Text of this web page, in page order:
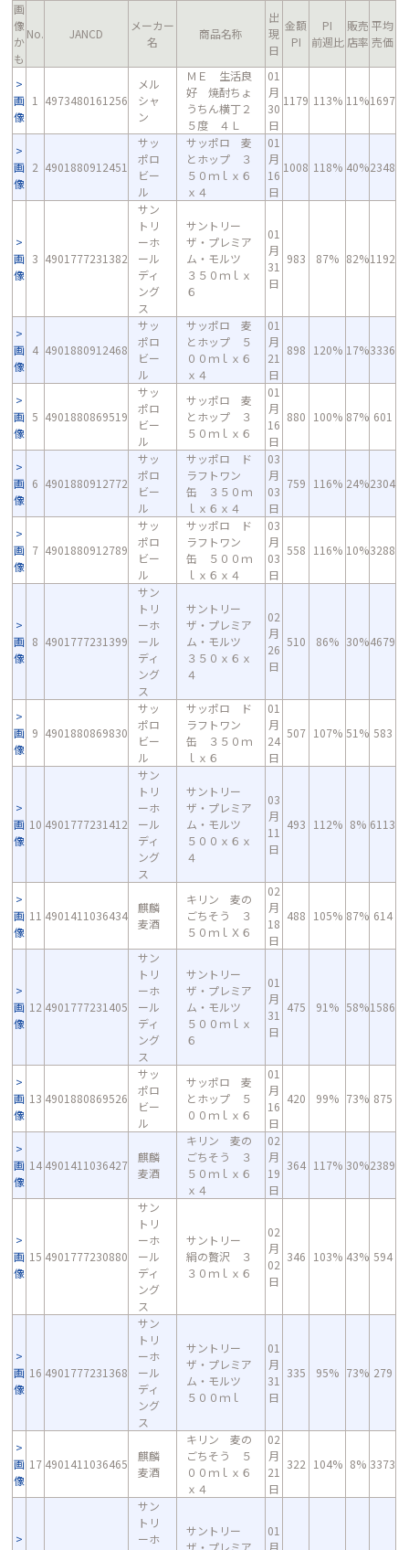
画
像
か
も
No. JANCD
メーカー
名
商品名称
出
現
日
金額
PI
PI
前週比
販売
店率
平均
売価
画
像
1 4973480161256
メル
シャ
ン
ＭＥ 生活良
好 焼酎ちょ
うちん横丁２
５度 ４Ｌ
01
月
30
日
1179 113% 11%1697
画
像
2 4901880912451
サッ
ポロ
ビー
ル
サッポロ 麦
とホップ ３
５０ｍｌｘ６
ｘ４
01
月
16
日
1008 118% 40%2348
画
像
3 4901777231382
サン
トリ
ーホ
ール
ディ
ング
ス
サントリー
ザ・プレミア
ム・モルツ
３５０ｍｌｘ
６
01
月
31
日
983 87% 82%1192
画
像
4 4901880912468
サッ
ポロ
ビー
ル
サッポロ 麦
とホップ ５
００ｍｌｘ６
ｘ４
01
月
21
日
898 120% 17%3336
画
像
5 4901880869519
サッ
ポロ
ビー
ル
サッポロ 麦
とホップ ３
５０ｍｌｘ６
01
月
16
日
880 100% 87% 601
画
像
6 4901880912772
サッ
ポロ
ビー
ル
サッポロ ド
ラフトワン
缶 ３５０ｍ
ｌｘ６ｘ４
03
月
03
日
759 116% 24%2304
画
像
7 4901880912789
サッ
ポロ
ビー
ル
サッポロ ド
ラフトワン
缶 ５００ｍ
ｌｘ６ｘ４
03
月
03
日
558 116% 10%3288
画
像
8 4901777231399
サン
トリ
ーホ
ール
ディ
ング
ス
サントリー
ザ・プレミア
ム・モルツ
３５０ｘ６ｘ
４
02
月
26
日
510 86% 30%4679
画
像
9 4901880869830
サッ
ポロ
ビー
ル
サッポロ ド
ラフトワン
缶 ３５０ｍ
ｌｘ６
01
月
24
日
507 107% 51% 583
画
像
10 4901777231412
サン
トリ
ーホ
ール
ディ
ング
ス
サントリー
ザ・プレミア
ム・モルツ
５００ｘ６ｘ
４
03
月
11
日
493 112% 8% 6113
画
像
11 4901411036434
麒麟
麦酒
キリン 麦の
ごちそう ３
５０ｍｌＸ６
02
月
18
日
488 105% 87% 614
画
像
12 4901777231405
サン
トリ
ーホ
ール
ディ
ング
ス
サントリー
ザ・プレミア
ム・モルツ
５００ｍｌｘ
６
01
月
31
日
475 91% 58%1586
画
像
13 4901880869526
サッ
ポロ
ビー
ル
サッポロ 麦
とホップ ５
００ｍｌｘ６
01
月
16
日
420 99% 73% 875
画
像
14 4901411036427
麒麟
麦酒
キリン 麦の
ごちそう ３
５０ｍｌｘ６
ｘ４
02
月
19
日
364 117% 30%2389
画
像
15 4901777230880
サン
トリ
ーホ
ール
ディ
ング
ス
サントリー
絹の贅沢 ３
３０ｍｌｘ６
02
月
02
日
346 103% 43% 594
画
像
16 4901777231368
サン
トリ
ーホ
ール
ディ
ング
ス
サントリー
ザ・プレミア
ム・モルツ
５００ｍｌ
01
月
31
日
335 95% 73% 279
画
像
17 4901411036465
麒麟
麦酒
キリン 麦の
ごちそう ５
００ｍｌｘ６
ｘ４
02
月
21
日
322 104% 8% 3373
サン
トリ
ーホ
サントリー
ザ・プレミア
01
月